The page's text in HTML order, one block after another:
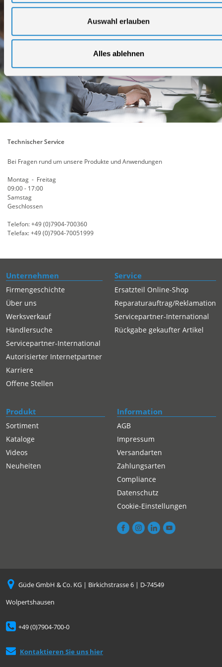
Auswahl erlauben
Alles ablehnen
Technischer Service
Bei Fragen rund um unsere Produkte und Anwendungen
Montag - Freitag
09:00 - 17:00
Samstag
Geschlossen
Telefon: +49 (0)7904-700360
Telefax: +49 (0)7904-70051999
Unternehmen
Firmengeschichte
Über uns
Werksverkauf
Händlersuche
Servicepartner-International
Autorisierter Internetpartner
Karriere
Offene Stellen
Service
Ersatzteil Online-Shop
Reparaturauftrag/Reklamation
Servicepartner-International
Rückgabe gekaufter Artikel
Produkt
Sortiment
Kataloge
Videos
Neuheiten
Information
AGB
Impressum
Versandarten
Zahlungsarten
Compliance
Datenschutz
Cookie-Einstellungen
Güde GmbH & Co. KG | Birkichstrasse 6 | D-74549
Wolpertshausen
+49 (0)7904-700-0
Kontaktieren Sie uns hier